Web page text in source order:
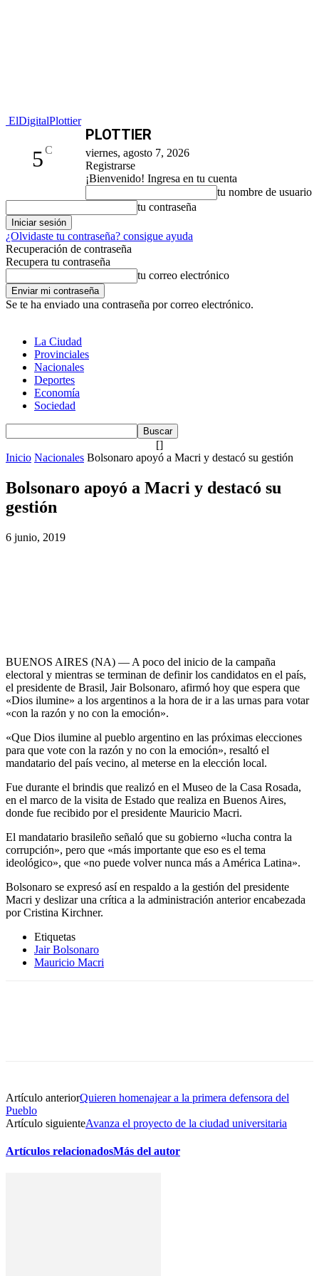
ElDigitalPlottier
5C
PLOTTIER
viernes, agosto 7, 2026
Registrarse
¡Bienvenido! Ingresa en tu cuenta
tu nombre de usuario
tu contraseña
¿Olvidaste tu contraseña? consigue ayuda
Recuperación de contraseña
Recupera tu contraseña
tu correo electrónico
Se te ha enviado una contraseña por correo electrónico.
La Ciudad
Provinciales
Nacionales
Deportes
Economía
Sociedad
[]
Inicio Nacionales Bolsonaro apoyó a Macri y destacó su gestión
Bolsonaro apoyó a Macri y destacó su
gestión
6 junio, 2019
BUENOS AIRES (NA) — A poco del inicio de la campaña
electoral y mientras se terminan de definir los candidatos en el país,
el presidente de Brasil, Jair Bolsonaro, afirmó hoy que espera que
«Dios ilumine» a los argentinos a la hora de ir a las urnas para votar
«con la razón y no con la emoción».
«Que Dios ilumine al pueblo argentino en las próximas elecciones
para que vote con la razón y no con la emoción», resaltó el
mandatario del país vecino, al meterse en la elección local.
Fue durante el brindis que realizó en el Museo de la Casa Rosada,
en el marco de la visita de Estado que realiza en Buenos Aires,
donde fue recibido por el presidente Mauricio Macri.
El mandatario brasileño señaló que su gobierno «lucha contra la
corrupción», pero que «más importante que eso es el tema
ideológico», que «no puede volver nunca más a América Latina».
Bolsonaro se expresó así en respaldo a la gestión del presidente
Macri y deslizar una crítica a la administración anterior encabezada
por Cristina Kirchner.
Etiquetas
Jair Bolsonaro
Mauricio Macri
Artículo anteriorQuieren homenajear a la primera defensora del
Pueblo
Artículo siguienteAvanza el proyecto de la ciudad universitaria
Artículos relacionadosMás del autor